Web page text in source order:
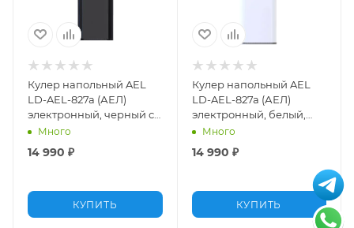
Кулер напольный AEL
LD-AEL-827a (АЕЛ)
электронный, черный с
серебром, нижняя
Много
14 990 ₽
КУПИТЬ
Кулер напольный AEL
LD-AEL-827a (АЕЛ)
электронный, белый,
нижняя загрузка
Много
14 990 ₽
КУПИТЬ